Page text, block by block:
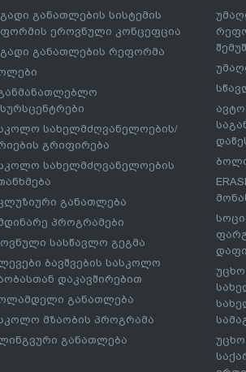
განათლების სისტემის
ეროვნული კონცეფცია
განათლების რეფორმა
სახელმძღვანელოების/
გრიფირება
სახელმძღვანელოების
განათლება
პროგრამები
სასწავლო გეგმა
ბავშვების სასკოლო
დაკავშირებით
განათლება
მზაობის პროგრამა
განათლება